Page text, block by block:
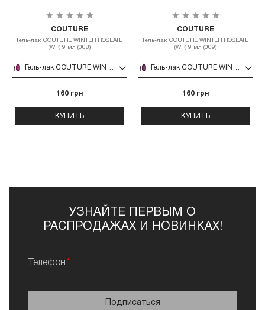
COUTURE
Гель-лак COUTURE WINTER ROSEATE
(WR) 9 мл (008)
160 грн
КУПИТЬ
COUTURE
Гель-лак COUTURE WINTER ROSEATE
(WR) 9 мл (009)
160 грн
КУПИТЬ
УЗНАЙТЕ ПЕРВЫМ О
РАСПРОДАЖАХ И НОВИНКАХ!
Телефон
Подписаться